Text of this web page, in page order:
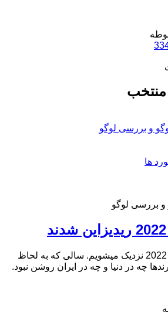
و بررسی لوگو
ها
بررسی لوگو
کم کم به روزهای پایانی 2022 نزدیک میشویم. سالی که به لحاظ
چه در دنیا و چه در ایران روشن نبود.